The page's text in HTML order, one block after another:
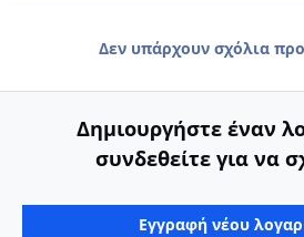
Δεν υπάρχουν σχόλια
Δημιουργήστε έναν
συνδεθείτε για να
Εγγραφή νέου